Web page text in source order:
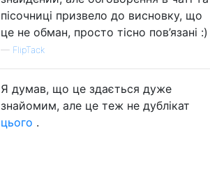
пісочниці призвело до висновку, що
це не обман, просто тісно пов’язані :)
— FlipTack
Я думав, що це здається дуже
знайомим, але це теж не дублікат
цього .